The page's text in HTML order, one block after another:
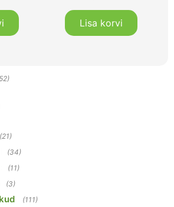
Lisa korvi
(21)
(34)
(11)
(3)
(111)